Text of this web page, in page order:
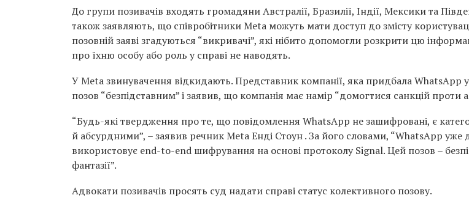
До групи позивачів входять громадяни Австралії, Бразилії, Індії, Мексики та
також заявляють, що співробітники Meta можуть мати доступ до змісту
позовній заяві згадуються “викривачі”, які нібито допомогли розкрити цю
про їхню особу або роль у справі не наводять.
У Meta звинувачення відкидають. Представник компанії, яка придбала WhatsApp у
позов “безпідставним” і заявив, що компанія має намір “домогтися санкцій проти
“Будь-які твердження про те, що повідомлення WhatsApp не зашифровані, є
й абсурдними”, – заявив речник Meta Енді Стоун . За його словами, “WhatsApp уже
використовує end-to-end шифрування на основі протоколу Signal. Цей позов –
фантазії”.
Адвокати позивачів просять суд надати справі статус колективного позову.